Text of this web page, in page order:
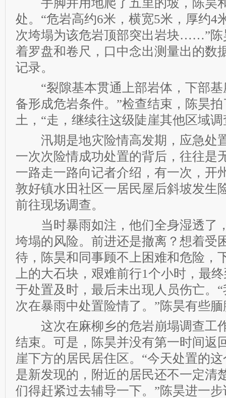
手脚并用地爬了五里的坡，陈昊
处。“危岩高约6米，横宽5米，厚约4
次垮塌为该危岩顶部突出岩块……”陈
着罗盘和卷尺，口中念出测量出的数
记录。
“裂隙基本贯通上部岩体，下部基
备形成危岩条件。”检查结束，陈昊
土，“走，继续往这级陡崖其他区域调
汛期是地灾险情高发期，应急处
一次次险情成功处置的背后，往往是
一路走一路向记者介绍，有一次，开
敦好镇水田社区一居民屋后斜坡发生
前往现场调查。
当时暴雨如注，他们全身湿透了
垮塌的风险。前进还是撤离？想着受
待，陈昊和同事顾不上困难和危险，
上的大石块，艰难前行1个小时，最
于处置及时，最后未出现人员伤亡。
次在暴雨中处置险情了。”陈昊有些
这次在麻柳乡的危岩崩塌调查工
结束。可是，陈昊并没有第一时间返
崖下方的居民居住区。“今天处置的
是新发现的，附近的居民还不一定清
们得赶紧过去辅导一下。”陈昊进一